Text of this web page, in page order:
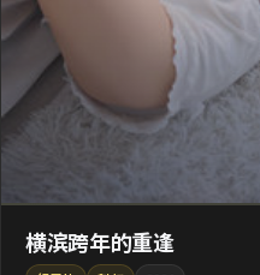
横滨跨年的重逢